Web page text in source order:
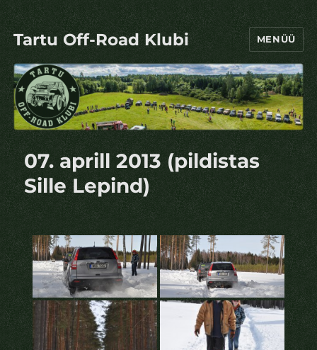
Tartu Off-Road Klubi MENÜÜ
07. aprill 2013 (pildistas
Sille Lepind)